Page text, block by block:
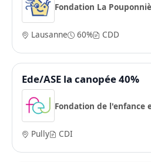
Fondation La
Lausanne 60% CDD
Ede/ASE la canopée 40%
Fondation de l'enfance
Pully CDI